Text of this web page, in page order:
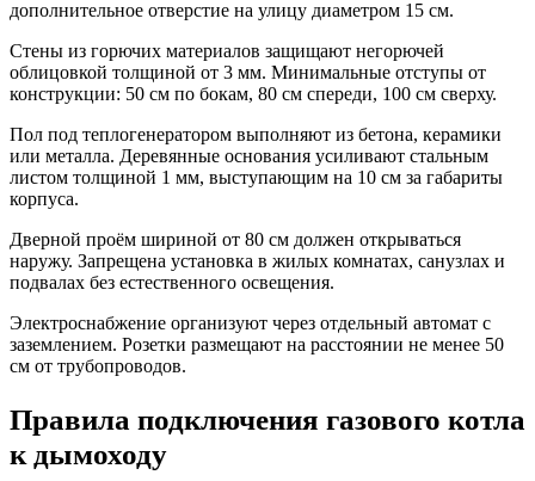
дополнительное отверстие на улицу диаметром 15 см.
Стены из горючих материалов защищают негорючей
облицовкой толщиной от 3 мм. Минимальные отступы от
конструкции: 50 см по бокам, 80 см спереди, 100 см сверху.
Пол под теплогенератором выполняют из бетона, керамики
или металла. Деревянные основания усиливают стальным
листом толщиной 1 мм, выступающим на 10 см за габариты
корпуса.
Дверной проём шириной от 80 см должен открываться
наружу. Запрещена установка в жилых комнатах, санузлах и
подвалах без естественного освещения.
Электроснабжение организуют через отдельный автомат с
заземлением. Розетки размещают на расстоянии не менее 50
см от трубопроводов.
Правила подключения газового котла
к дымоходу